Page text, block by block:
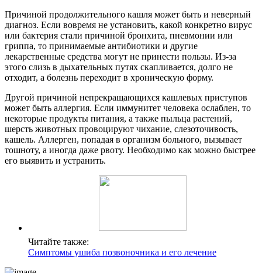
Причиной продолжительного кашля может быть и неверный
диагноз. Если вовремя не установить, какой конкретно вирус
или бактерия стали причиной бронхита, пневмонии или
гриппа, то принимаемые антибиотики и другие
лекарственные средства могут не принести пользы. Из-за
этого слизь в дыхательных путях скапливается, долго не
отходит, а болезнь переходит в хроническую форму.
Другой причиной непрекращающихся кашлевых приступов
может быть аллергия. Если иммунитет человека ослаблен, то
некоторые продукты питания, а также пыльца растений,
шерсть животных провоцируют чихание, слезоточивость,
кашель. Аллерген, попадая в организм больного, вызывает
тошноту, а иногда даже рвоту. Необходимо как можно быстрее
его выявить и устранить.
Читайте также:
Симптомы ушиба позвоночника и его лечение